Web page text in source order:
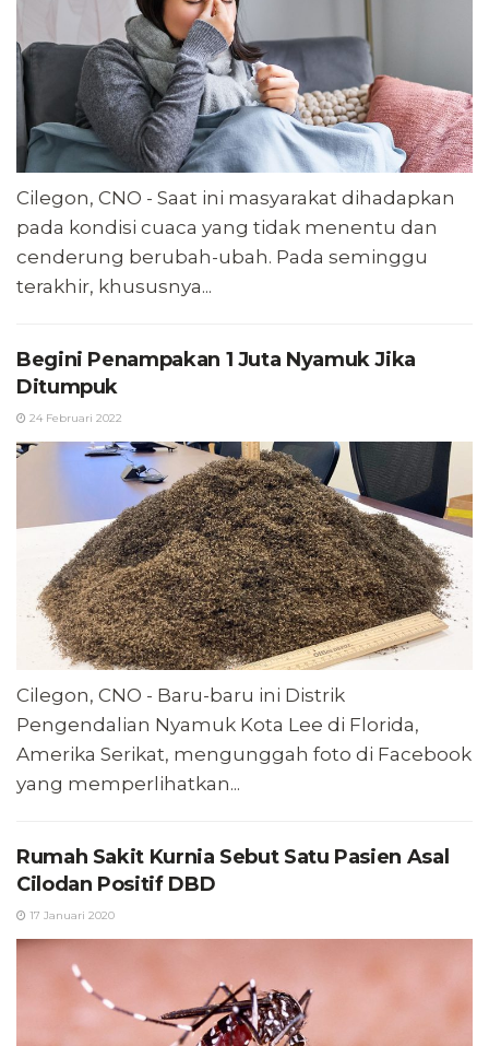
Cilegon, CNO - Saat ini masyarakat dihadapkan
pada kondisi cuaca yang tidak menentu dan
cenderung berubah-ubah. Pada seminggu
terakhir, khususnya...
Begini Penampakan 1 Juta Nyamuk Jika
Ditumpuk
24 Februari 2022
Cilegon, CNO - Baru-baru ini Distrik
Pengendalian Nyamuk Kota Lee di Florida,
Amerika Serikat, mengunggah foto di Facebook
yang memperlihatkan...
Rumah Sakit Kurnia Sebut Satu Pasien Asal
Cilodan Positif DBD
17 Januari 2020